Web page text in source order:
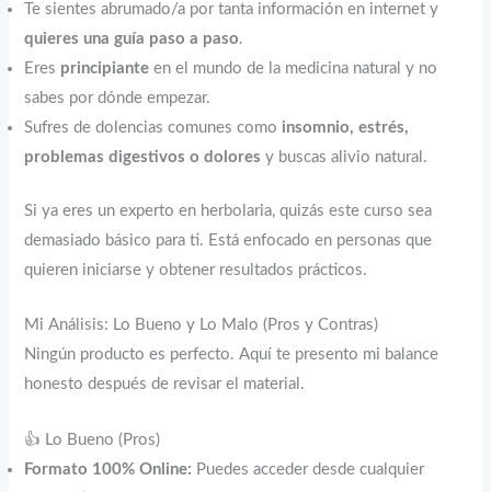
Te sientes abrumado/a por tanta información en internet y
quieres una guía paso a paso.
Eres principiante en el mundo de la medicina natural y no
sabes por dónde empezar.
Sufres de dolencias comunes como insomnio, estrés,
problemas digestivos o dolores y buscas alivio natural.
Si ya eres un experto en herbolaria, quizás este curso sea
demasiado básico para ti. Está enfocado en personas que
quieren iniciarse y obtener resultados prácticos.
Mi Análisis: Lo Bueno y Lo Malo (Pros y Contras)
Ningún producto es perfecto. Aquí te presento mi balance
honesto después de revisar el material.
👍 Lo Bueno (Pros)
Formato 100% Online: Puedes acceder desde cualquier